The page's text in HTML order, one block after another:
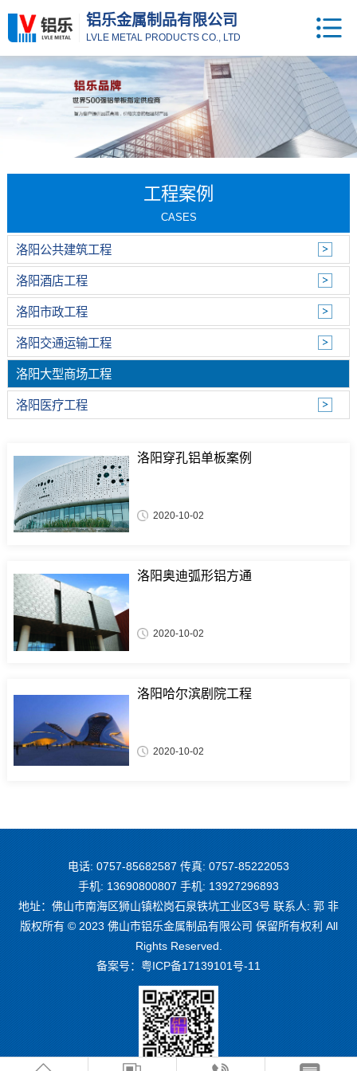
铝乐金属制品有限公司
LVLE METAL PRODUCTS CO., LTD
工程案例
CASES
洛阳公共建筑工程
洛阳酒店工程
洛阳市政工程
洛阳交通运输工程
洛阳大型商场工程
洛阳医疗工程
洛阳穿孔铝单板案例
2020-10-02
洛阳奥迪弧形铝方通
2020-10-02
洛阳哈尔滨剧院工程
2020-10-02
电话: 0757-85682587 传真: 0757-85222053
手机: 13690800807 手机: 13927296893
地址：佛山市南海区狮山镇松岗石泉铁坑工业区3号 联系人: 郭 非
版权所有 © 2023 佛山市铝乐金属制品有限公司 保留所有权利 All
Rights Reserved.
备案号： 粤ICP备17139101号-11